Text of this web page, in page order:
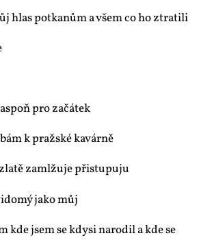
hlas potka­nům a všem co ho ztra­ti­li
pro za­čá­tek
k praž­ské ka­vár­ně
za­mlžu­je při­stu­pu­ju
ja­ko můj
kde jsem se kdy­si na­ro­dil a kde se